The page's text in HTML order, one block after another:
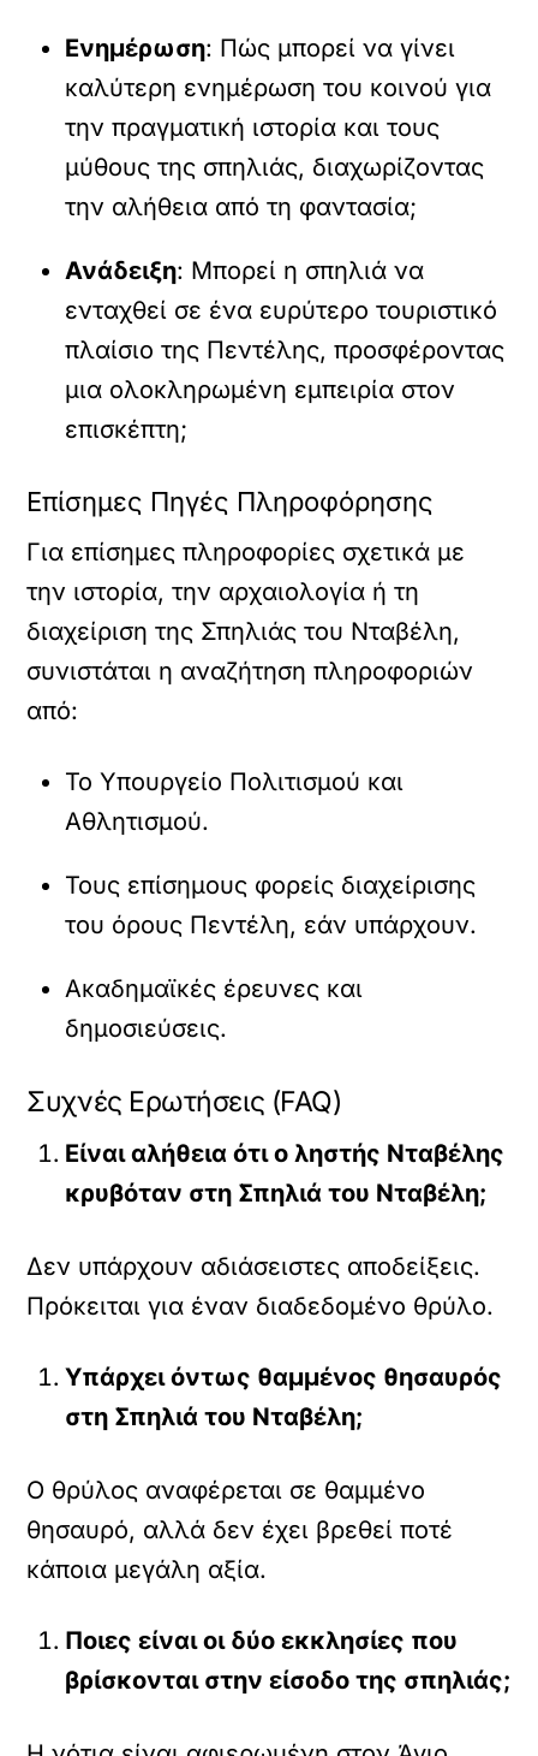
Ενημέρωση: Πώς μπορεί να γίνει
καλύτερη ενημέρωση του κοινού για
την πραγματική ιστορία και τους
μύθους της σπηλιάς, διαχωρίζοντας
την αλήθεια από τη φαντασία;
Ανάδειξη: Μπορεί η σπηλιά να
ενταχθεί σε ένα ευρύτερο τουριστικό
πλαίσιο της Πεντέλης, προσφέροντας
μια ολοκληρωμένη εμπειρία στον
επισκέπτη;
Επίσημες Πηγές Πληροφόρησης
Για επίσημες πληροφορίες σχετικά με
την ιστορία, την αρχαιολογία ή τη
διαχείριση της Σπηλιάς του Νταβέλη,
συνιστάται η αναζήτηση πληροφοριών
από:
Το Υπουργείο Πολιτισμού και
Αθλητισμού.
Τους επίσημους φορείς διαχείρισης
του όρους Πεντέλη, εάν υπάρχουν.
Ακαδημαϊκές έρευνες και
δημοσιεύσεις.
Συχνές Ερωτήσεις (FAQ)
Είναι αλήθεια ότι ο ληστής Νταβέλης
κρυβόταν στη Σπηλιά του Νταβέλη;
Δεν υπάρχουν αδιάσειστες αποδείξεις.
Πρόκειται για έναν διαδεδομένο θρύλο.
Υπάρχει όντως θαμμένος θησαυρός
στη Σπηλιά του Νταβέλη;
Ο θρύλος αναφέρεται σε θαμμένο
θησαυρό, αλλά δεν έχει βρεθεί ποτέ
κάποια μεγάλη αξία.
Ποιες είναι οι δύο εκκλησίες που
βρίσκονται στην είσοδο της σπηλιάς;